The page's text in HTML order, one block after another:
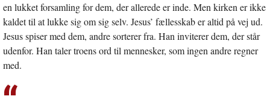
en lukket forsamling for dem, der allerede er inde. Men kirken er ikke
kaldet til at lukke sig om sig selv. Jesus’ fællesskab er altid på vej ud.
Jesus spiser med dem, andre sorterer fra. Han inviterer dem, der står
udenfor. Han taler troens ord til mennesker, som ingen andre regner
med.